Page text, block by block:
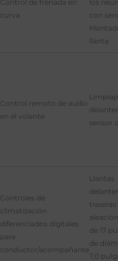
Control de frenada en
curva
los
con
llanta
Control remoto de audio
en el volante
sensor
Controles de
climatización
diferenciados digitales
para
conductor/acompañante
Llantas
traseras
de 17
de
7,0